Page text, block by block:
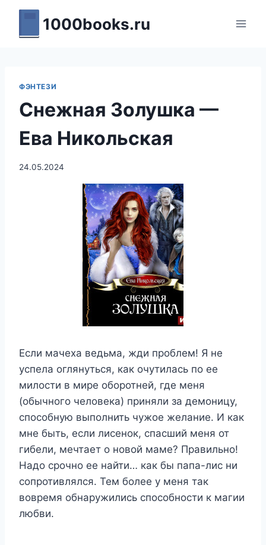
Перейти
содержимому
1000books.ru
ФЭНТЕЗИ
Снежная Золушка —
Ева Никольская
24.05.2024
Если мачеха ведьма, жди проблем! Я не
успела оглянуться, как очутилась по ее
милости в мире оборотней, где меня
(обычного человека) приняли за демоницу,
способную выполнить чужое желание. И как
мне быть, если лисенок, спасший меня от
гибели, мечтает о новой маме? Правильно!
Надо срочно ее найти… как бы папа-лис ни
сопротивлялся. Тем более у меня так
вовремя обнаружились способности к магии
любви.